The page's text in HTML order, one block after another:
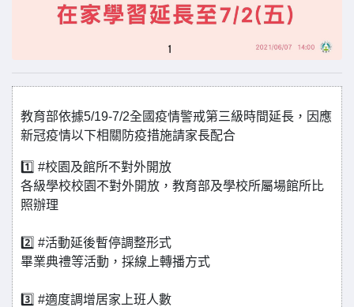
教育部依據5/19-7/2全國疫情警戒第三級時間延長，因應
新冠疫情以下相關防疫措施請家長配合
1️⃣ #校園及館所不對外開放
各級學校校園不對外開放，教育部及學校所屬場館所比
照辦理
2️⃣ #活動延後暫停調整形式
畢業典禮等活動，採線上轉播方式
3️⃣ #適度調增居家上班人數